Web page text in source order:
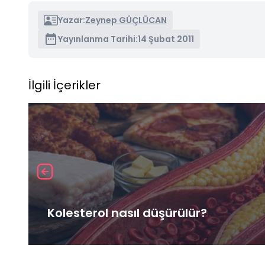
Yazar:Zeynep GÜÇLÜCAN
Yayınlanma Tarihi:14 Şubat 2011
İlgili İçerikler
Kolesterol nasıl düşürülür?